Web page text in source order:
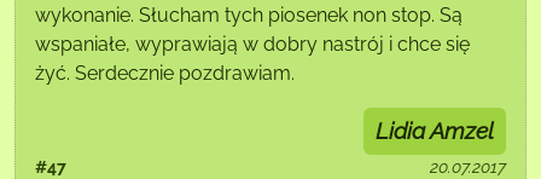
wykonanie. Słucham tych piosenek non stop. Są
wspaniałe, wyprawiają w dobry nastrój i chce się
żyć. Serdecznie pozdrawiam.
#47
Lidia Amzel
20.07.2017